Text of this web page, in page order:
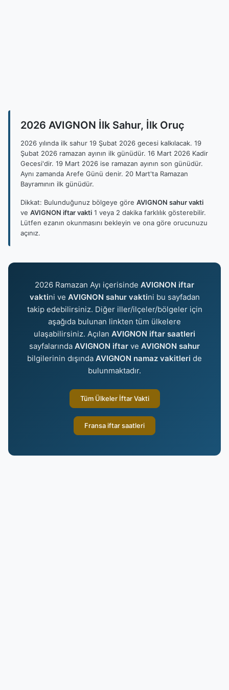
2026 AVIGNON İlk Sahur, İlk Oruç
2026 yılında ilk sahur 19 Şubat 2026 gecesi kalkılacak. 19
Şubat 2026 ramazan ayının ilk günüdür. 16 Mart 2026 Kadir
Gecesi'dir. 19 Mart 2026 ise ramazan ayının son günüdür.
Aynı zamanda Arefe Günü denir. 20 Mart'ta Ramazan
Bayramının ilk günüdür.
Dikkat: Bulunduğunuz bölgeye göre AVIGNON sahur vakti
ve AVIGNON iftar vakti 1 veya 2 dakika farklılık gösterebilir.
Lütfen ezanın okunmasını bekleyin ve ona göre orucunuzu
açınız.
2026 Ramazan Ayı içerisinde AVIGNON iftar
vaktini ve AVIGNON sahur vaktini bu sayfadan
takip edebilirsiniz. Diğer iller/ilçeler/bölgeler için
aşağıda bulunan linkten tüm ülkelere
ulaşabilirsiniz. Açılan AVIGNON iftar saatleri
sayfalarında AVIGNON iftar ve AVIGNON sahur
bilgilerinin dışında AVIGNON namaz vakitleri de
bulunmaktadır.
Tüm Ülkeler İftar Vakti
Fransa iftar saatleri